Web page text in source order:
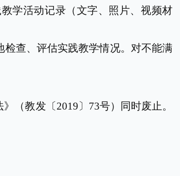
教学活动记录（文字、照片、视频材
检查、评估实践教学情况。对不能满
》（教发〔2019〕73号）同时废止。